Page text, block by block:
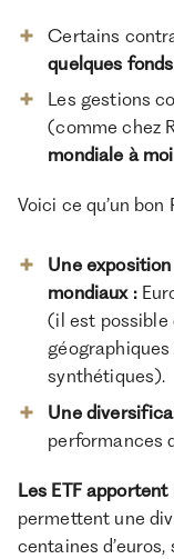
Certains
quelques
Les gestions
(comme chez
mondiale à
Voici ce qu’un
Une
mondiaux :
(il est possible
géographiques
synthétiques).
Une
performances
Les ETF
permettent une
centaines